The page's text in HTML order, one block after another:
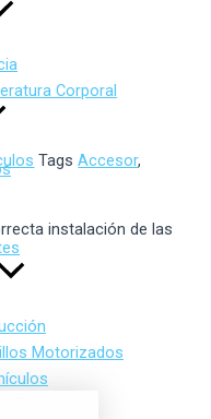
Corporal
Motorizados
Tags Accesor,
instalación de las